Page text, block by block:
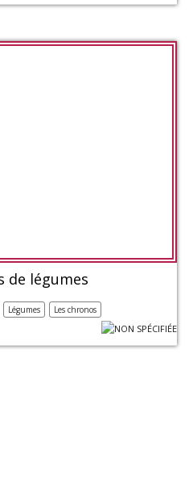
de légumes
Légumes Les chronos